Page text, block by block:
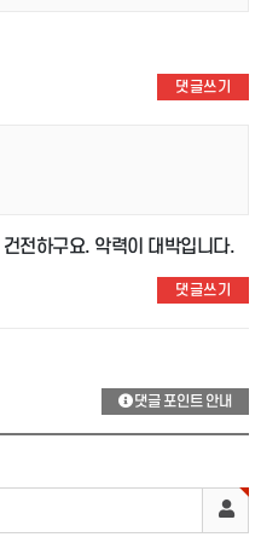
댓글쓰기
전하구요. 악력이 대박입니다.
댓글쓰기
댓글 포인트 안내